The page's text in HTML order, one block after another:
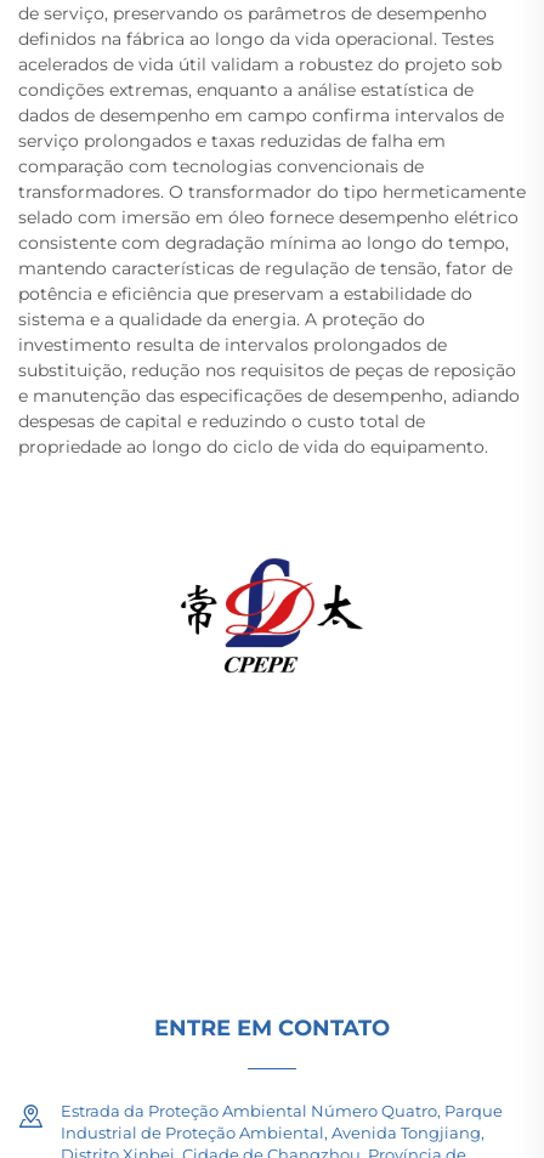
de serviço, preservando os parâmetros de desempenho
definidos na fábrica ao longo da vida operacional. Testes
acelerados de vida útil validam a robustez do projeto sob
condições extremas, enquanto a análise estatística de
dados de desempenho em campo confirma intervalos de
serviço prolongados e taxas reduzidas de falha em
comparação com tecnologias convencionais de
transformadores. O transformador do tipo hermeticamente
selado com imersão em óleo fornece desempenho elétrico
consistente com degradação mínima ao longo do tempo,
mantendo características de regulação de tensão, fator de
potência e eficiência que preservam a estabilidade do
sistema e a qualidade da energia. A proteção do
investimento resulta de intervalos prolongados de
substituição, redução nos requisitos de peças de reposição
e manutenção das especificações de desempenho, adiando
despesas de capital e reduzindo o custo total de
propriedade ao longo do ciclo de vida do equipamento.
ENTRE EM CONTATO
Estrada da Proteção Ambiental Número Quatro, Parque
Industrial de Proteção Ambiental, Avenida Tongjiang,
Distrito Xinbei, Cidade de Changzhou, Província de